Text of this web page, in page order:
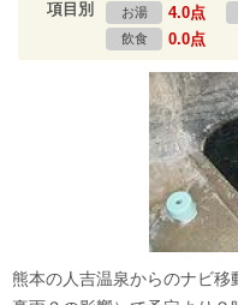
項目別 お湯 4.0点
飲食 0.0点
熊本の人吉温泉からのナビ